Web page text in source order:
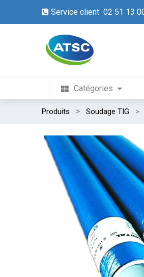
Service client 02 51 13
Catégories
Produits Soudage TIG